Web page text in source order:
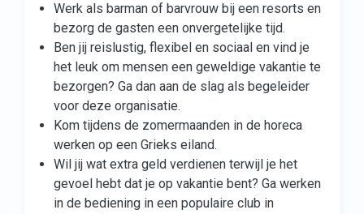
Werk als barman of barvrouw bij een resorts en
bezorg de gasten een onvergetelijke tijd.
Ben jij reislustig, flexibel en sociaal en vind je
het leuk om mensen een geweldige vakantie te
bezorgen? Ga dan aan de slag als begeleider
voor deze organisatie.
Kom tijdens de zomermaanden in de horeca
werken op een Grieks eiland.
Wil jij wat extra geld verdienen terwijl je het
gevoel hebt dat je op vakantie bent? Ga werken
in de bediening in een populaire club in